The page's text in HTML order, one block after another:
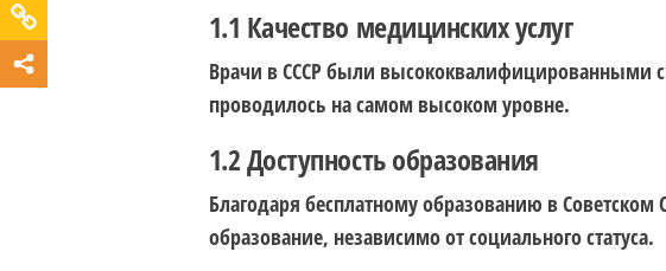
1.1 Качество медицинских услуг
Врачи в СССР были высококвалифицированными
проводилось на самом высоком уровне.
1.2 Доступность образования
Благодаря бесплатному образованию в
образование, независимо от социального статуса.